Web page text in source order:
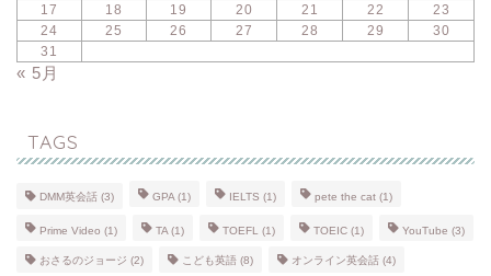
17
18 19 20 21 22
23
24
25 26 27 28 29
30
31
« 5月
TAGS
DMM英会話 (3) GPA (1) IELTS (1) pete the cat (1)
Prime Video (1) TA (1) TOEFL (1) TOEIC (1) YouTube (3)
おさるのジョージ (2) こども英語 (8) オンライン英会話 (4)